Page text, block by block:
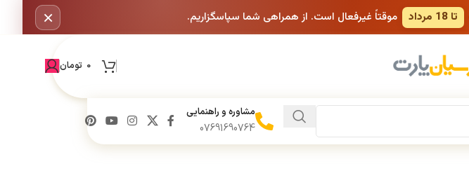
تا 18 مرداد موقتاً غیرفعال است. از همراهی شما سپاسگزاریم. ×
0 تومان
مشاوره و راهنمایی
07691690764